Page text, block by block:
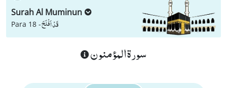
Surah Al Muminun
Para 18 -قَدْ اَفْلَحَ
سورة المؤمنون